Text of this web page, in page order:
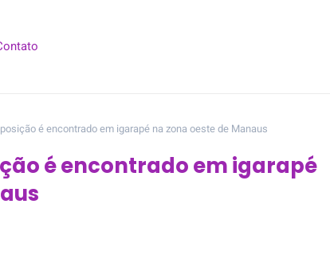
é encontrado em igarapé na zona oeste de Manaus
é encontrado em igarapé